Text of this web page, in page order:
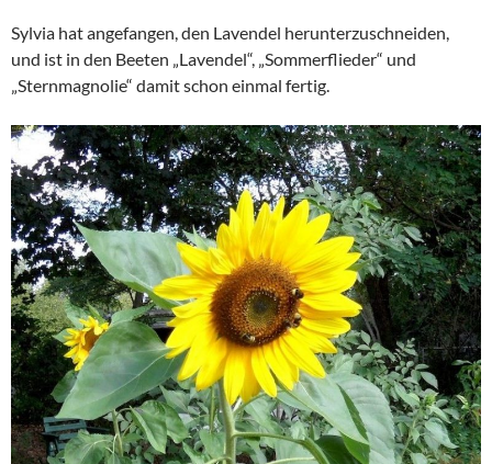
Sylvia hat angefangen, den Lavendel herunterzuschneiden,
und ist in den Beeten „Lavendel“, „Sommerflieder“ und
„Sternmagnolie“ damit schon einmal fertig.